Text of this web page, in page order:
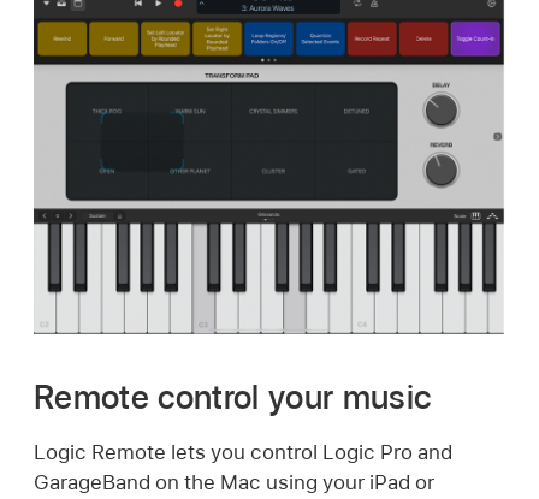
Remote control your music
Logic Remote lets you control Logic Pro and
GarageBand on the Mac using your iPad or